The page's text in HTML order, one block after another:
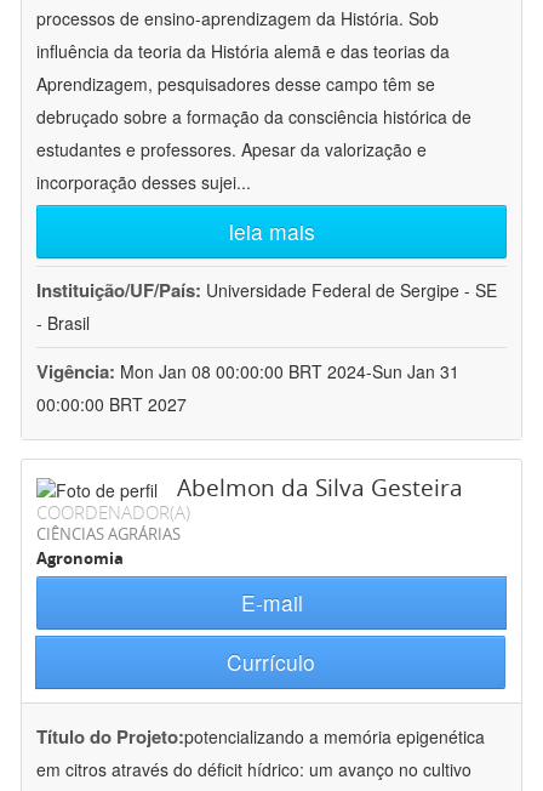
processos de ensino-aprendizagem da História. Sob
influência da teoria da História alemã e das teorias da
Aprendizagem, pesquisadores desse campo têm se
debruçado sobre a formação da consciência histórica de
estudantes e professores. Apesar da valorização e
incorporação desses sujei...
leia mais
Instituição/UF/País: Universidade Federal de Sergipe - SE
- Brasil
Vigência: Mon Jan 08 00:00:00 BRT 2024-Sun Jan 31
00:00:00 BRT 2027
Abelmon da Silva Gesteira
COORDENADOR(A)
CIÊNCIAS AGRÁRIAS
Agronomia
E-mail
Currículo
Título do Projeto:potencializando a memória epigenética
em citros através do déficit hídrico: um avanço no cultivo